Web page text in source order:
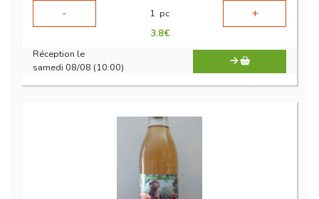
-
1 pc +
3.8€
Réception le
samedi 08/08 (10:00)